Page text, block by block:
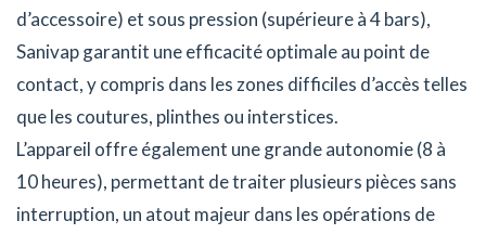
d’accessoire) et sous pression (supérieure à 4 bars),
Sanivap garantit une efficacité optimale au point de
contact, y compris dans les zones difficiles d’accès telles
que les coutures, plinthes ou interstices.
L’appareil offre également une grande autonomie (8 à
10 heures), permettant de traiter plusieurs pièces sans
interruption, un atout majeur dans les opérations de